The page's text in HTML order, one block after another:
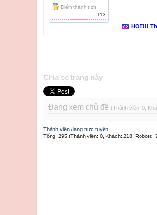
Điểm thành tích:
113
HOT!!!
Chia sẻ trang này
Đang xem chủ đề (Thành viên: 0,
Thành viên đang trực tuyến
Tổng: 295 (Thành viên: 0, Khách: 218, Robots: